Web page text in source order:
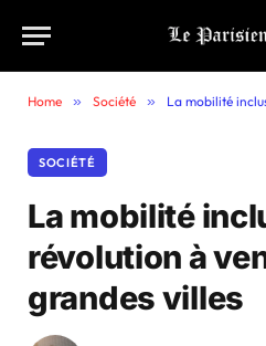
Home » Société » La mobilité inclusive,
SOCIÉTÉ
La mobilité
révolution à
grandes villes